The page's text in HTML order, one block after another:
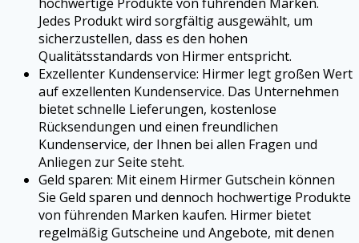
Jedes Produkt wird sorgfältig ausgewählt, um
sicherzustellen, dass es den hohen
Qualitätsstandards von Hirmer entspricht.
Exzellenter Kundenservice: Hirmer legt großen Wert
auf exzellenten Kundenservice. Das Unternehmen
bietet schnelle Lieferungen, kostenlose
Rücksendungen und einen freundlichen
Kundenservice, der Ihnen bei allen Fragen und
Anliegen zur Seite steht.
Geld sparen: Mit einem Hirmer Gutschein können
Sie Geld sparen und dennoch hochwertige Produkte
von führenden Marken kaufen. Hirmer bietet
regelmäßig Gutscheine und Angebote, mit denen